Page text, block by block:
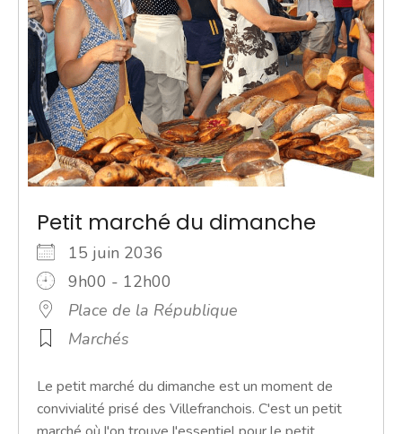
Petit marché du dimanche
15 juin 2036
9h00 - 12h00
Place de la République
Marchés
Le petit marché du dimanche est un moment de
convivialité prisé des Villefranchois. C'est un petit